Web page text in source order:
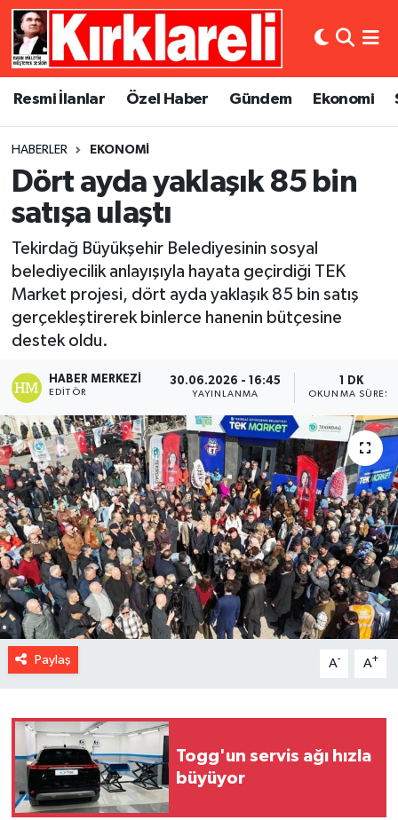
Resmi İlanlar Özel Haber Gündem Ekonomi
HABERLER EKONOMI
Dört ayda yaklaşık 85 bin
satışa ulaştı
Tekirdağ Büyükşehir Belediyesinin sosyal
belediyecilik anlayışıyla hayata geçirdiği TEK
Market projesi, dört ayda yaklaşık 85 bin satış
gerçekleştirerek binlerce hanenin bütçesine
destek oldu.
HABER MERKEZI
EDITÖR
30.06.2026 - 16:45
YAYINLANMA
1 DK
OKUNMA SÜRESI
Paylaş A- A+
Togg'un servis ağı hızla
büyüyor
Resmi İlanlar
Gündem
Ekonomi
Siyaset
Spor
Asayiş
Dünya
Eğitim
Kültür Sanat
Magazin
Medya
Sağlık
Künye
Gizlilik Sözleşmesi
Merkez Nöbetçi Eczaneler
Merkez Trafik Yoğunluk Haritası
Süper Lig Puan Durumu ve Fikstür
Tüm Manşetler
Son Dakika Haberleri
Haber Arşivi